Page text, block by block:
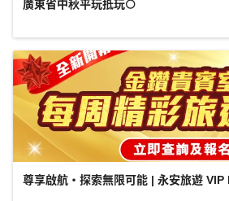
廣東省中秋平玩抵玩🌕
尊享啟航・探索無限可能 | 永安旅遊